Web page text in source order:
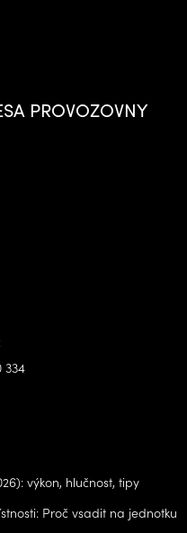
PROVOZOVNY
334
výkon, hlučnost, tipy
Proč vsadit na jednotku